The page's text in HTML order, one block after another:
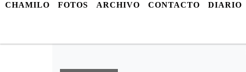
CHAMILO FOTOS ARCHIVO CONTACTO DIARIO